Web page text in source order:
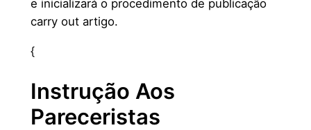
e inicializará o procedimento de publicação
carry out artigo.
{
Instrução Aos
Pareceristas